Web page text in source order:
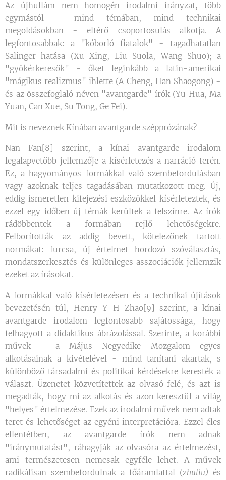
Az újhullám nem homogén irodalmi irányzat, több
egymástól - mind témában, mind technikai
megoldásokban - eltérő csoportosulás alkotja. A
legfontosabbak: a "kóborló fiatalok" - tagadhatatlan
Salinger hatása (Xu Xing, Liu Suola, Wang Shuo); a
"gyökérkeresők" - őket leginkább a latin-amerikai
"mágikus realizmus" ihlette (A Cheng, Han Shaogong) -
és az összefoglaló néven "avantgarde" írók (Yu Hua, Ma
Yuan, Can Xue, Su Tong, Ge Fei).
Mit is neveznek Kínában avantgarde szépprózának?
Nan Fan[8] szerint, a kínai avantgarde irodalom
legalapvetőbb jellemzője a kísérletezés a narráció terén.
Ez, a hagyományos formákkal való szembefordulásban
vagy azoknak teljes tagadásában mutatkozott meg. Új,
eddig ismeretlen kifejezési eszközökkel kísérleteztek, és
ezzel egy időben új témák kerültek a felszínre. Az írók
rádöbbentek a formában rejlő lehetőségekre.
Felborították az addig bevett, kötelezőnek tartott
normákat: furcsa, új értelmet hordozó szóválasztás,
mondatszerkesztés és különleges asszociációk jellemzik
ezeket az írásokat.
A formákkal való kísérletezésen és a technikai újítások
bevezetésén túl, Henry Y H Zhao[9] szerint, a kínai
avantgarde irodalom legfontosabb sajátossága, hogy
felhagyott a didaktikus ábrázolással. Szerinte, a korábbi
művek - a Május Negyedike Mozgalom egyes
alkotásainak a kivételével - mind tanítani akartak, s
különböző társadalmi és politikai kérdésekre keresték a
választ. Üzenetet közvetítettek az olvasó felé, és azt is
megadták, hogy mi az alkotás és azon keresztül a világ
"helyes" értelmezése. Ezek az irodalmi művek nem adtak
teret és lehetőséget az egyéni interpretációra. Ezzel éles
ellentétben, az avantgarde írók nem adnak
"iránymutatást", ráhagyják az olvasóra az értelmezést,
ami természetesen nemcsak egyféle lehet. A művek
radikálisan szembefordulnak a főáramlattal (zhuliu) és